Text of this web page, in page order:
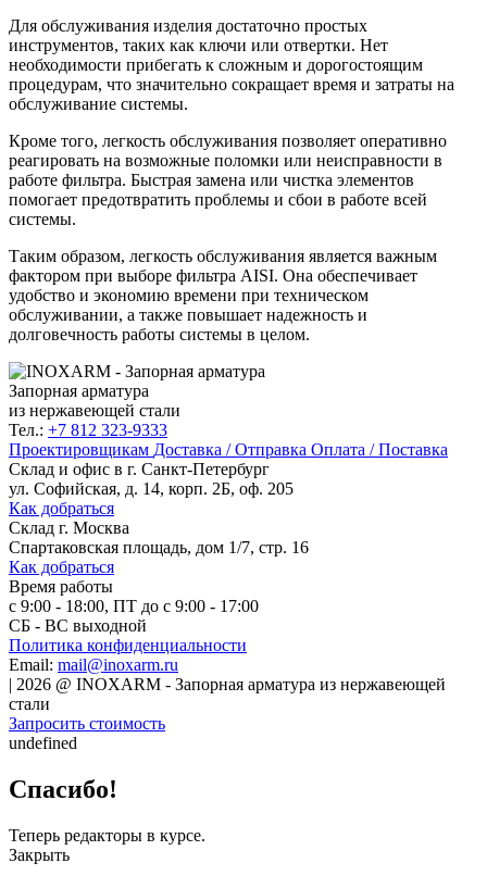
Для обслуживания изделия достаточно простых
инструментов, таких как ключи или отвертки. Нет
необходимости прибегать к сложным и дорогостоящим
процедурам, что значительно сокращает время и затраты на
обслуживание системы.
Кроме того, легкость обслуживания позволяет оперативно
реагировать на возможные поломки или неисправности в
работе фильтра. Быстрая замена или чистка элементов
помогает предотвратить проблемы и сбои в работе всей
системы.
Таким образом, легкость обслуживания является важным
фактором при выборе фильтра AISI. Она обеспечивает
удобство и экономию времени при техническом
обслуживании, а также повышает надежность и
долговечность работы системы в целом.
Запорная арматура
из нержавеющей стали
Тел.: +7 812 323-9333
Проектировщикам Доставка / Отправка Оплата / Поставка
Склад и офис в г. Санкт-Петербург
ул. Софийская, д. 14, корп. 2Б, оф. 205
Как добраться
Склад г. Москва
Спартаковская площадь, дом 1/7, стр. 16
Как добраться
Время работы
с 9:00 - 18:00, ПТ до с 9:00 - 17:00
СБ - ВС выходной
Политика конфиденциальности
Email: mail@inoxarm.ru
| 2026 @ INOXARM - Запорная арматура из нержавеющей
стали
Запросить стоимость
undefined
Спасибо!
Теперь редакторы в курсе.
Закрыть